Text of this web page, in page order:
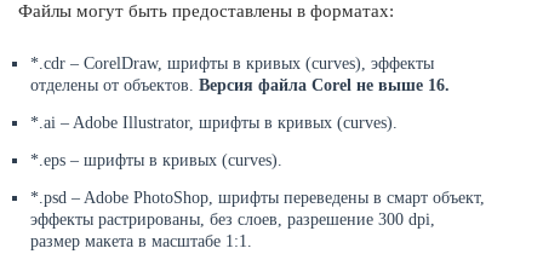
Файлы могут быть предоставлены в форматах:
*.cdr – CorelDraw, шрифты в кривых (curves), эффекты
отделены от объектов. Версия файла Corel не выше 16.
*.ai – Adobe Illustrator, шрифты в кривых (curves).
*.eps – шрифты в кривых (curves).
*.psd – Adobe PhotoShop, шрифты переведены в смарт объект,
эффекты растрированы, без слоев, разрешение 300 dpi,
размер макета в масштабе 1:1.